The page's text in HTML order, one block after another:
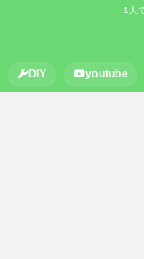
1人
DIY youtube